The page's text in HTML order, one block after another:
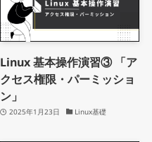
Linux 基本操作演習③ 「ア
クセス権限・パーミッショ
ン」
2025年1月23日 Linux基礎